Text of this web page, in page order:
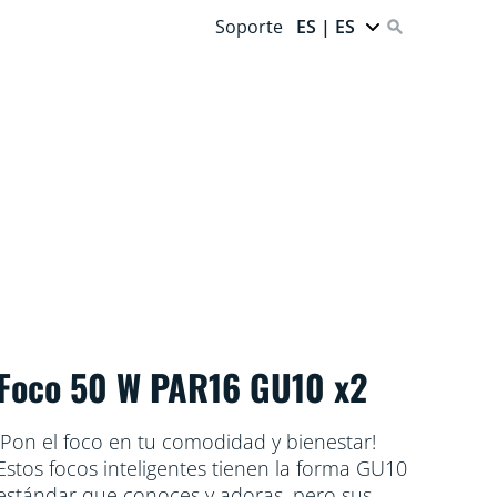
Soporte ES | ES
50 W PAR16 GU10 x2
el foco en tu comodidad y bienestar!
focos inteligentes tienen la forma GU10